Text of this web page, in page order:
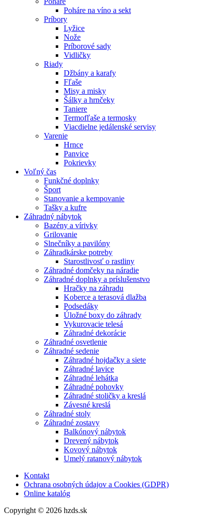
Poháre na víno a sekt
Príbory
Lyžice
Nože
Príborové sady
Vidličky
Riady
Džbány a karafy
Fľaše
Misy a misky
Šálky a hrnčeky
Taniere
Termofľaše a termosky
Viacdielne jedálenské servisy
Varenie
Hrnce
Panvice
Pokrievky
Voľný čas
Funkčné doplnky
Šport
Stanovanie a kempovanie
Tašky a kufre
Záhradný nábytok
Bazény a vírivky
Grilovanie
Slnečníky a pavilóny
Záhradkárske potreby
Starostlivosť o rastliny
Záhradné domčeky na náradie
Záhradné doplnky a príslušenstvo
Hračky na záhradu
Koberce a terasová dlažba
Podsedáky
Úložné boxy do záhrady
Vykurovacie telesá
Záhradné dekorácie
Záhradné osvetlenie
Záhradné sedenie
Záhradné hojdačky a siete
Záhradné lavice
Záhradné lehátka
Záhradné pohovky
Záhradné stoličky a kreslá
Závesné kreslá
Záhradné stoly
Záhradné zostavy
Balkónový nábytok
Drevený nábytok
Kovový nábytok
Umelý ratanový nábytok
Kontakt
Ochrana osobných údajov a Cookies (GDPR)
Online katalóg
Copyright © 2026 hzds.sk